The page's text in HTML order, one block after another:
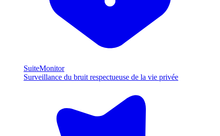
SuiteMonitor
Surveillance du bruit respectueuse de la vie privée